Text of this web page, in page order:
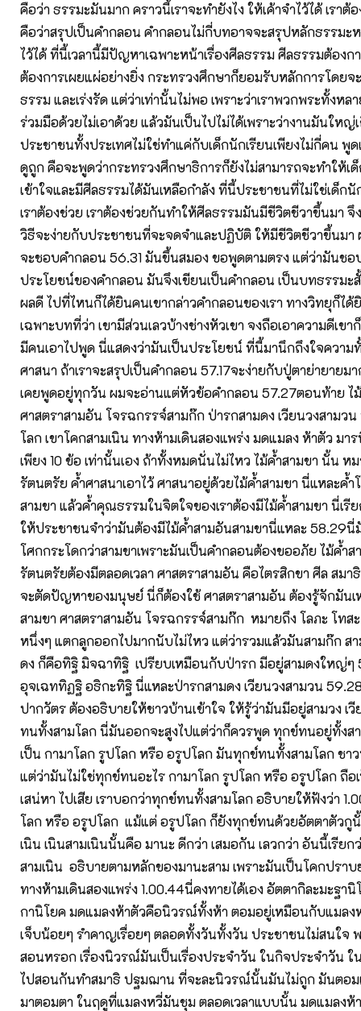
คือว่า ธรรมะมันมาก คราวนี้เราจะทำยังไง ให้เค้าจำไว้ได้ เราต้
คือว่าสรุปเป็นคำกลอน คำกลอนไม่กี่บทอาจจะสรุปหลักธรรมะ
ไว้ได้ ที่นี้เวลานี้มีปัญหาเฉพาะหน้าเรื่องศีลธรรม ศีลธรรมต้องก
ต้องการเผยแผ่อย่างยิ่ง กระทรวงศึกษาก็ยอมรับหลักการโดยจ
ธรรม และเร่งรัด แต่ว่าเท่านั้นไม่พอ เพราะว่าเราพวกพระทั้งห
ร่วมมือด้วยไม่เอาด้วย แล้วมันเป็นไปไม่ได้เพราะว่างานมันใหญ่
ประชาชนทั้งประเทศไม่ใช่ทำแค่กับเด็กนักเรียนเพียงไม่กี่คน พูด
ดูถูก คือจะพูดว่ากระทรวงศึกษาธิการก็ยังไม่สามารถจะทำให้เ
เข้าใจและมีศีลธรรมได้มันเหลือกำลัง ที่นี้ประชาชนที่ไม่ใช่เด็ก
เราต้องช่วย เราต้องช่วยกันทำให้ศีลธรรมมันมีชีวิตชีวาขึ้นมา จึ
วิธีจะง่ายกับประชาชนที่จะจดจำและปฏิบัติ ให้มีชีวิตชีวาขึ้นม
จะชอบคำกลอน 56.31 มันขึ้นสมอง ขอพูดตามตรง แต่ว่ามันชอ
ประโยชน์ของคำกลอน มันจึงเขียนเป็นคำกลอน เป็นบทธรรมะ
ผลดี ไปที่ไหนก็ได้ยินคนเขากล่าวคำกลอนของเรา ทางวิทยุก็ไ
เฉพาะบทที่ว่า เขามีส่วนเลวบ้างช่างหัวเขา จงถือเอาความดีเข
มีคนเอาไปพูด นี่แสดงว่ามันเป็นประโยชน์ ที่นี้มานึกถึงใจความ
ศาสนา ถ้าเราจะสรุปเป็นคำกลอน 57.17จะง่ายกับปู่ตาย่ายายม
เคยพูดอยู่ทุกวัน ผมจะอ่านแต่หัวข้อคำกลอน 57.27ตอนท้าย ไ
ศาสตราสามอัน โจรฉกรรจ์สามก๊ก ป่ารกสามดง เวียนวงสามว
โลก เขาโคกสามเนิน ทางห้ามเดินสองแพร่ง มดแมลง ห้าตัว มา
เพียง 10 ข้อ เท่านั้นเอง ถ้าทั้งหมดนั่นไม่ไหว ไม้ค้ำสามขา นั้น ห
รัตนตรัย ค้ำศาสนาเอาไว้ ศาสนาอยู่ด้วยไม้ค้ำสามขา นี่แหละค้ำ
สามขา แล้วค้ำคุณธรรมในจิตใจของเราต้องมีไม้ค้ำสามขา นี่เรี
ให้ประชาชนจำว่ามันต้องมีไม้ค้ำสามอันสามขานี่แหละ 58.29นี่
โศกกระโดกว่าสามขาเพราะมันเป็นคำกลอนต้องขออภัย ไม้ค้ำส
รัตนตรัยต้องมีตลอดเวลา ศาสตราสามอัน คือไตรสิกขา ศีล สม
จะตัดปัญหาของมนุษย์ นี่ก็ต้องใช้ ศาสตราสามอัน ต้องรู้จักมัน
สามขา ศาสตราสามอัน โจรฉกรรจ์สามก๊ก หมายถึง โลภะ โทส
หนึ่งๆ แตกลูกออกไปมากนับไม่ไหว แต่ว่ารวมแล้วมันสามก๊ก ส
ดง ก็คือทิฐิ มิจฉาทิฐิ เปรียบเหมือนกับป่ารก มีอยู่สามดงใหญ่ๆ
อุจเฉททิฏฐิ อธิกะทิฐิ นี่แหละป่ารกสามดง เวียนวงสามวน
ปากวัตร ต้องอธิบายให้ชาวบ้านเข้าใจ ให้รู้ว่ามันมีอยู่สามวง เ
ทนทั้งสามโลก นี่มันออกจะสูงไปแต่ว่าก็ควรพูด ทุกข์ทนอยู่ทั้งส
เป็น กามาโลก รูปโลก หรือ อรูปโลก มันทุกข์ทนทั้งสามโลก ชา
แต่ว่ามันไม่ใช่ทุกข์ทนอะไร กามาโลก รูปโลก หรือ อรูปโลก ถือเ
เสน่หา ไปเสีย เราบอกว่าทุกข์ทนทั้งสามโลก อธิบายให้ฟังว่า
โลก หรือ อรูปโลก แม้แต่ อรูปโลก ก็ยังทุกข์ทนด้วยอัตตาตัวกู
เนิน เนินสามเนินนั้นคือ มานะ ดีกว่า เสมอกัน เลวกว่า อันนี้เรียก
สามเนิน อธิบายตามหลักของมานะสาม เพราะมันเป็นโคกปราบ
ทางห้ามเดินสองแพร่ง 1.00.44นี่คงทายได้เอง อัตตากิละมะฐา
กานิโยค มดแมลงห้าตัวคือนิวรณ์ทั้งห้า ตอมอยู่เหมือนกับแมล
เจ็บน้อยๆ รำคาญเรื่อยๆ ตลอดทั้งวันทั้งวัน ประชาชนไม่สนใจ พ
สอนหรอก เรื่องนิวรณ์มันเป็นเรื่องประจำวัน ในกิจประจำวัน ใ
ไปสอนกันทำสมาธิ ปฐมฌาน ที่จะละนิวรณ์นั้นมันไม่ถูก มันตอม
มาตอมตา ในฤดูที่แมลงหวี่มันชุม ตลอดเวลาแบบนั้น มดแมลงห้